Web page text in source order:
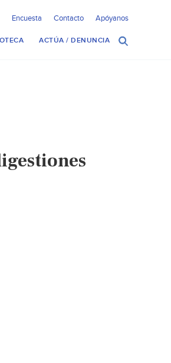
Encuesta Contacto Apóyanos
ACTÚA / DENUNCIA